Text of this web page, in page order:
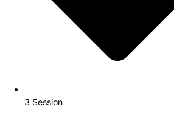
3 Session